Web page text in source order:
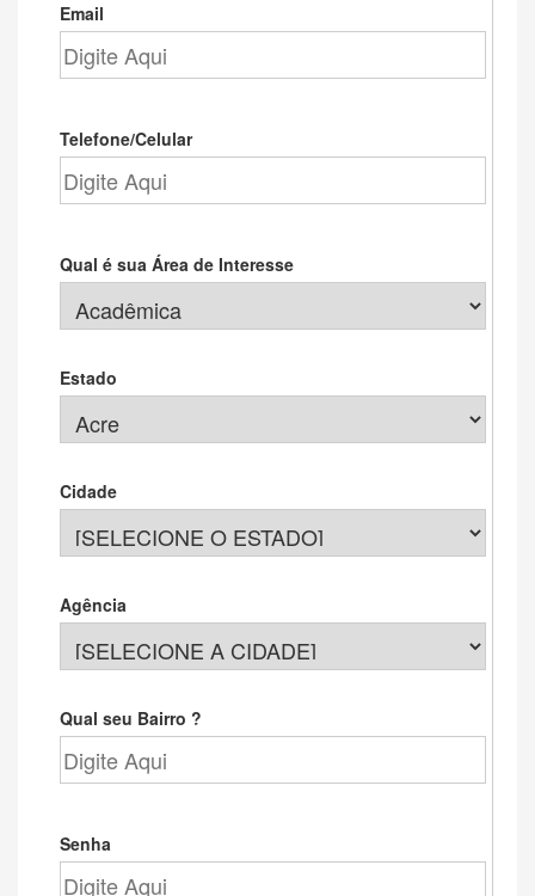
Email
Telefone/Celular
Qual é sua Área de Interesse
Estado
Cidade
Agência
Qual seu Bairro ?
Senha